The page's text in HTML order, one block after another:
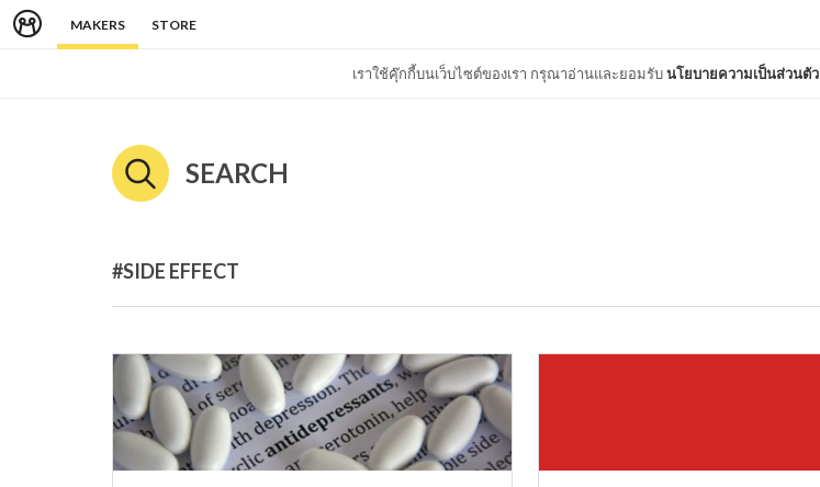
MAKERS STORE
เราใช้คุ๊กกี้บนเว็บไซต์ของเรา กรุณาอ่านและยอมรับนโยบายความเป็นส่วนตัว
SEARCH
#SIDE EFFECT